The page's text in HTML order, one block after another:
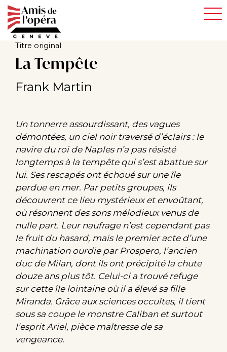
Aller
au
contenu
principal
Titre original
La Tempête
Frank Martin
Un tonnerre assourdissant, des vagues
démontées, un ciel noir traversé d’éclairs : le
navire du roi de Naples n’a pas résisté
longtemps à la tempête qui s’est abattue sur
lui. Ses rescapés ont échoué sur une île
perdue en mer. Par petits groupes, ils
découvrent ce lieu mystérieux et envoûtant,
où résonnent des sons mélodieux venus de
nulle part. Leur naufrage n’est cependant pas
le fruit du hasard, mais le premier acte d’une
machination ourdie par Prospero, l’ancien
duc de Milan, dont ils ont précipité la chute
douze ans plus tôt. Celui-ci a trouvé refuge
sur cette île lointaine où il a élevé sa fille
Miranda. Grâce aux sciences occultes, il tient
sous sa coupe le monstre Caliban et surtout
l’esprit Ariel, pièce maîtresse de sa
vengeance.